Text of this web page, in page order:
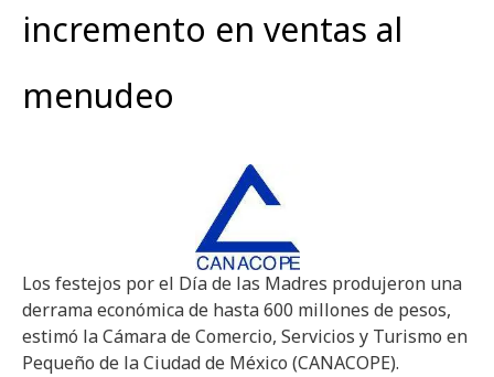
incremento en ventas al
menudeo
Los festejos por el Día de las Madres produjeron una
derrama económica de hasta 600 millones de pesos,
estimó la Cámara de Comercio, Servicios y Turismo en
Pequeño de la Ciudad de México (CANACOPE).